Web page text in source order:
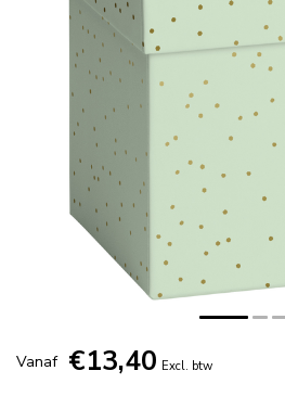
Vanaf €13,40 Excl. btw